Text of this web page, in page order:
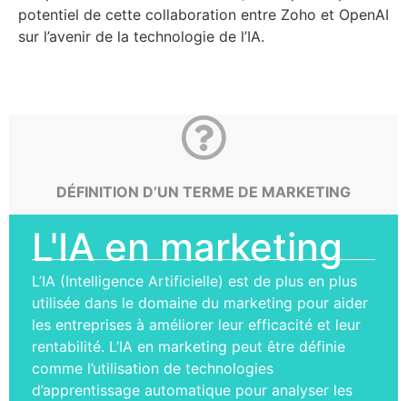
potentiel de cette collaboration entre Zoho et OpenAI
sur l’avenir de la technologie de l’IA.
DÉFINITION D’UN TERME DE MARKETING
L'IA en marketing
L’IA (Intelligence Artificielle) est de plus en plus
utilisée dans le domaine du marketing pour aider
les entreprises à améliorer leur efficacité et leur
rentabilité. L’IA en marketing peut être définie
comme l’utilisation de technologies
d’apprentissage automatique pour analyser les